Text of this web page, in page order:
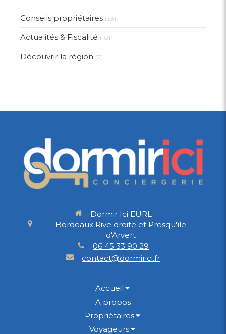
Conseils propriétaires (33)
Actualités & Fiscalité (10)
Découvrir la région (2)
Dormir Ici EURL
Bordeaux Rive droite et Presqu'île
d'Arvert
06 45 33 90 29
contact@dormirici.fr
Accueil
A propos
Propriétaires
Voyageurs